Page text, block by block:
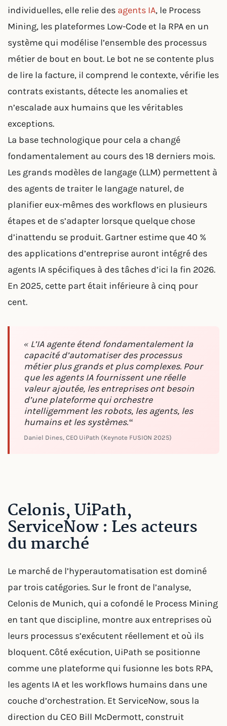
individuelles, elle relie des agents IA, le Process
Mining, les plateformes Low-Code et la RPA en un
système qui modélise l’ensemble des processus
métier de bout en bout. Le bot ne se contente plus
de lire la facture, il comprend le contexte, vérifie les
contrats existants, détecte les anomalies et
n’escalade aux humains que les véritables
exceptions.
La base technologique pour cela a changé
fondamentalement au cours des 18 derniers mois.
Les grands modèles de langage (LLM) permettent à
des agents de traiter le langage naturel, de
planifier eux-mêmes des workflows en plusieurs
étapes et de s’adapter lorsque quelque chose
d’inattendu se produit. Gartner estime que 40 %
des applications d’entreprise auront intégré des
agents IA spécifiques à des tâches d’ici la fin 2026.
En 2025, cette part était inférieure à cinq pour
cent.
« L’IA agente étend fondamentalement la
capacité d’automatiser des processus
métier plus grands et plus complexes. Pour
que les agents IA fournissent une réelle
valeur ajoutée, les entreprises ont besoin
d’une plateforme qui orchestre
intelligemment les robots, les agents, les
humains et les systèmes.“
Daniel Dines, CEO UiPath (Keynote FUSION 2025)
Celonis, UiPath,
ServiceNow : Les acteurs
du marché
Le marché de l’hyperautomatisation est dominé
par trois catégories. Sur le front de l’analyse,
Celonis de Munich, qui a cofondé le Process Mining
en tant que discipline, montre aux entreprises où
leurs processus s’exécutent réellement et où ils
bloquent. Côté exécution, UiPath se positionne
comme une plateforme qui fusionne les bots RPA,
les agents IA et les workflows humains dans une
couche d’orchestration. Et ServiceNow, sous la
direction du CEO Bill McDermott, construit